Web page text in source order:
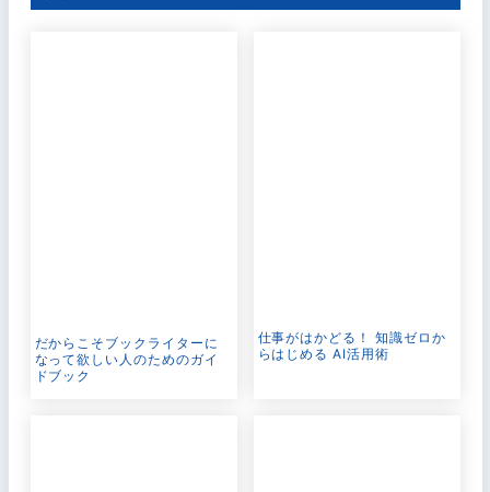
だからこそブックライターに
なって欲しい人のためのガイ
ドブック
仕事がはかどる！ 知識ゼロか
らはじめる AI活用術